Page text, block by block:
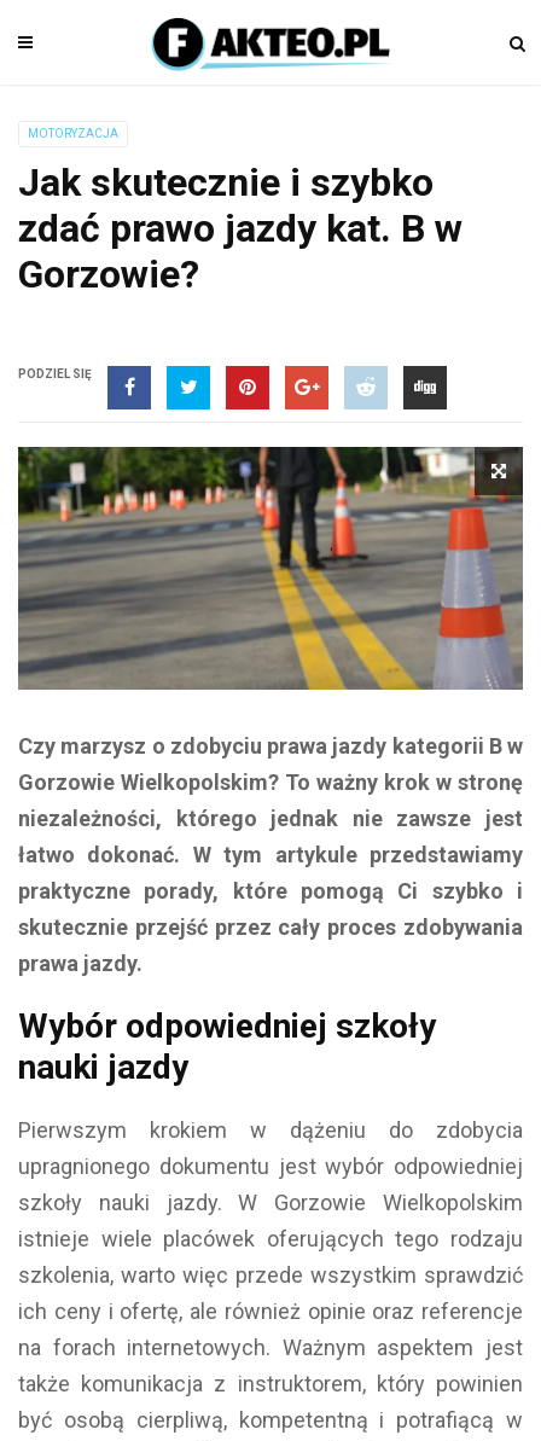
MOTORYZACJA
Jak skutecznie i szybko
zdać prawo jazdy kat. B w
Gorzowie?
PODZIEL SIĘ
Czy marzysz o zdobyciu prawa jazdy kategorii B w
Gorzowie Wielkopolskim? To ważny krok w stronę
niezależności, którego jednak nie zawsze jest
łatwo dokonać. W tym artykule przedstawiamy
praktyczne porady, które pomogą Ci szybko i
skutecznie przejść przez cały proces zdobywania
prawa jazdy.
Wybór odpowiedniej szkoły
nauki jazdy
Pierwszym krokiem w dążeniu do zdobycia
upragnionego dokumentu jest wybór odpowiedniej
szkoły nauki jazdy. W Gorzowie Wielkopolskim
istnieje wiele placówek oferujących tego rodzaju
szkolenia, warto więc przede wszystkim sprawdzić
ich ceny i ofertę, ale również opinie oraz referencje
na forach internetowych. Ważnym aspektem jest
także komunikacja z instruktorem, który powinien
być osobą cierpliwą, kompetentną i potrafiącą w